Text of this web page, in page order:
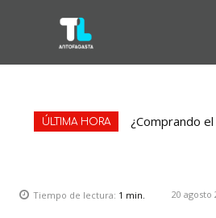
ÚLTIMA HORA ¿Comprando
Tiempo de lectura: 1 min. 20 agosto